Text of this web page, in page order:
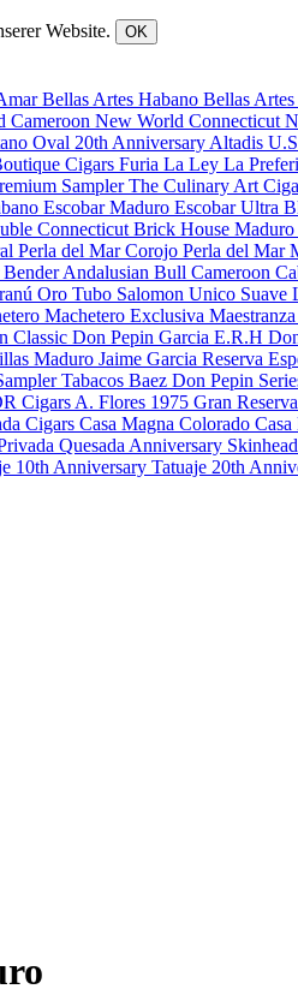
Website. OK
Bellas Artes Habano Bellas
Cameroon New World Connecticut
Oval 20th Anniversary Altadis
Cigars Furia La Ley La
SamplerThe Culinary Art
Escobar Maduro Escobar Ultra
Connecticut Brick House Maduro
Perla del Mar Corojo Perla del Mar
Andalusian Bull Cameroon
Oro Tubo Salomon Unico Suave
Machetero Exclusiva Maestranza
Classic Don Pepin Garcia E.R.H
Maduro Jaime Garcia Reserva
Tabacos Baez Don Pepin
Cigars A. Flores 1975 Gran
Cigars Casa Magna Colorado
Quesada Anniversary Skinhead
10th Anniversary Tatuaje 20th